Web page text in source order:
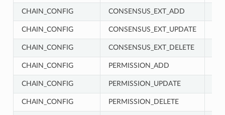
CHAIN_CONFIG CONSENSUS_EXT_ADD
CHAIN_CONFIG CONSENSUS_EXT_UPDATE
CHAIN_CONFIG CONSENSUS_EXT_DELETE
CHAIN_CONFIG PERMISSION_ADD
CHAIN_CONFIG PERMISSION_UPDATE
CHAIN_CONFIG PERMISSION_DELETE